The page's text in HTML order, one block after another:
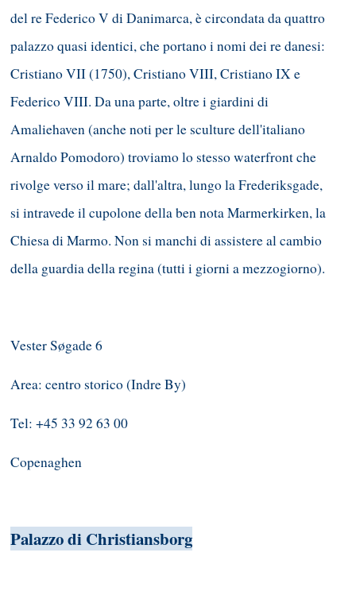
del re Federico V di Danimarca, è circondata da quattro
palazzo quasi identici, che portano i nomi dei re danesi:
Cristiano VII (1750), Cristiano VIII, Cristiano IX e
Federico VIII. Da una parte, oltre i giardini di
Amaliehaven (anche noti per le sculture dell'italiano
Arnaldo Pomodoro) troviamo lo stesso waterfront che
rivolge verso il mare; dall'altra, lungo la Frederiksgade,
si intravede il cupolone della ben nota Marmerkirken, la
Chiesa di Marmo. Non si manchi di assistere al cambio
della guardia della regina (tutti i giorni a mezzogiorno).
Vester Søgade 6
Area: centro storico (Indre By)
Tel: +45 33 92 63 00 ‎
Copenaghen
Palazzo di Christiansborg